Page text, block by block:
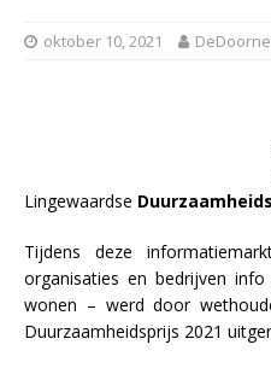
oktober 10, 2021
Lingewaardse
Tijdens deze
organisaties en bedrijven
wonen – werd door
Duurzaamheidsprijs 2021